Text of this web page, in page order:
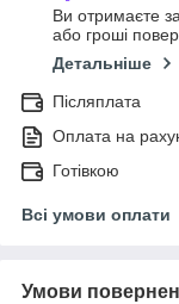
Ви отримаєте
або гроші
Детальніше
Післяплата
Оплата на
Готівкою
Всі умови оплати
Умови